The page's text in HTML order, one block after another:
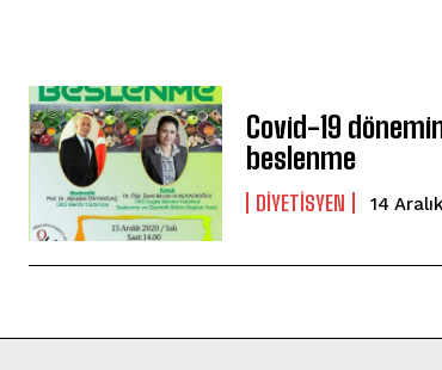
Covid-19
beslenme
DIYETISYEN 14